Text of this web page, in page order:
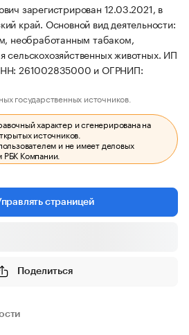
зарегистрирован 12.03.2021, в
край. Основной вид деятельности:
необработанным табаком,
животных. ИП
261002835000 и ОГРНИП:
государственных источников.
характер и сгенерирована на
источников.
и не имеет деловых
Компании.
страницей
Поделиться